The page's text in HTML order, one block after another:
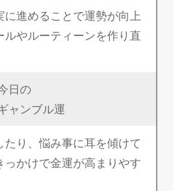
進めることで運勢が向上
ルやルーティーンを作り直
日の
ャンブル運
り、悩み事に耳を傾けて
かけで金運が高まりやす